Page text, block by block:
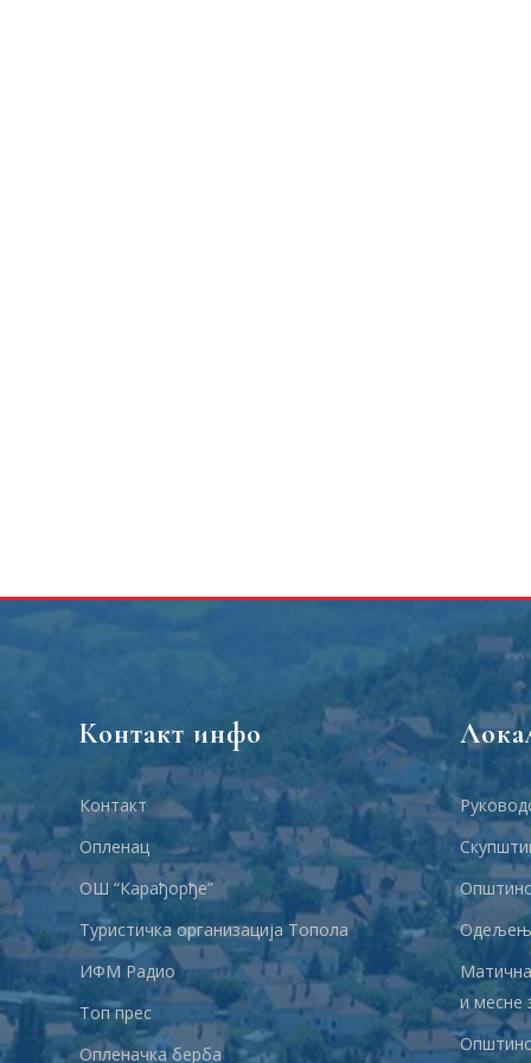
Контакт инфо
Контакт
Опленац
ОШ “Карађорђе”
Туристичка организација Топола
ИФМ Радио
Топ прес
Опленачка берба
и месне